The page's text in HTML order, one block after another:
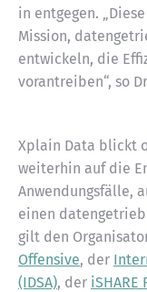
in entgegen.
Mission,
entwickeln, die
vorantreiben“, so
Xplain Data blickt
weiterhin auf die
Anwendungsfälle,
einen
gilt den
Offensive, der
(IDSA), der iSHARE